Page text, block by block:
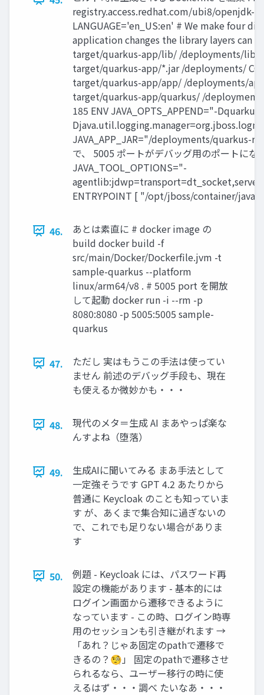
registry.access.redhat.com/ubi8/openjdk-
LANGUAGE='en_US:en' # We make four
application changes the library layers can
target/quarkus-app/lib/ /deployments/lib/
target/quarkus-app/*.jar /deployments/
target/quarkus-app/app/ /deployments/
target/quarkus-app/quarkus/ /deployments/
185 ENV JAVA_OPTS_APPEND="-
JAVA_APP_JAR="/deployments/quarkus-
で、 5005 ポートがデバッグ用のポートにな
JAVA_TOOL_OPTIONS="-
ENTRYPOINT [ "/opt/jboss/container/java/
46.
あとは素直に # docker image の
build docker build -f
src/main/Docker/Dockerfile.jvm -t
sample-quarkus --platform
linux/arm64/v8 . # 5005 port を開放
して起動 docker run -i --rm -p
8080:8080 -p 5005:5005 sample-
quarkus
47.
ただし 実はもうこの手法は使ってい
ません 前述のデバッグ手段も、現在
も使えるか微妙かも・・・
48.
現代のメタ＝生成 AI まあやっぱ楽な
んすよね（堕落）
49.
生成AIに聞いてみる まあ手法として
一定強そうです GPT 4.2 あたりから
普通に Keycloak のことも知っていま
す が、あくまで集合知に過ぎないの
で、これでも足りない場合がありま
す
50.
例題 - Keycloak には、パスワード再
設定の機能があります - 基本的には
ログイン画面から遷移できるように
なっています - この時、ログイン時専
用のセッションも引き継がれます →
「あれ？じゃあ固定のpathで遷移で
きるの？🧐」 固定のpathで遷移させ
られるなら、ユーザー移行の時に使
えるはず・・・調べ たいなあ・・・